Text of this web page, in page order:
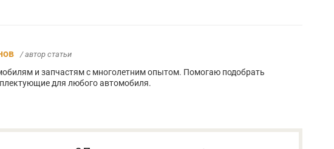
/ автор статьи
и запчастям с многолетним опытом. Помогаю подобрать
для любого автомобиля.